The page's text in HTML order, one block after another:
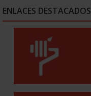
ENLACES DESTACADOS